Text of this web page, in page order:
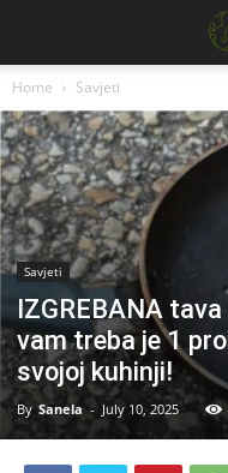
Home Savjeti
Savjeti
IZGREBANA
vam treba je 1
svojoj kuhinji!
By Sanela - July 10, 2025